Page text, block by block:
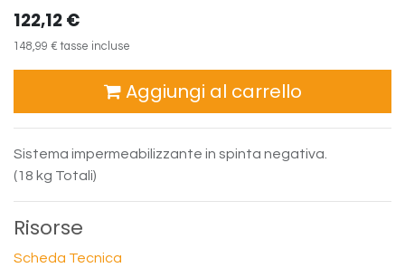
122,12€
148,99 € tasse incluse
Aggiungi al carrello
Sistema impermeabilizzante in spinta negativa.
(18 kg Totali)
Risorse
Scheda Tecnica